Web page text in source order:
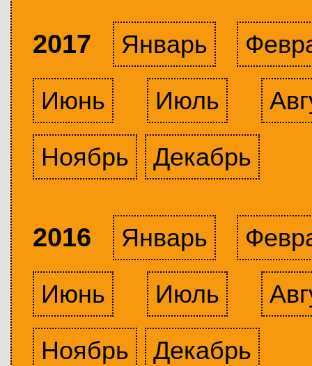
2017 Январь
Июнь
Июль
Ноябрь
Декабрь
2016 Январь
Июнь
Июль
Ноябрь
Декабрь